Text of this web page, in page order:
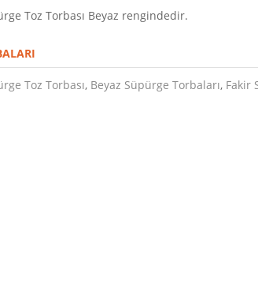
Toz Torbası Beyaz rengindedir.
Toz Torbası, Beyaz Süpürge Torbaları, Fakir